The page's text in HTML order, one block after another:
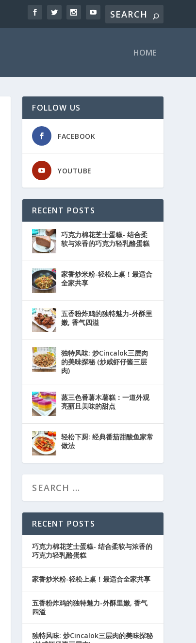
HOME
FOLLOW US
FACEBOOK
YOUTUBE
RECENT POSTS
巧克力棉花芝士蛋糕- 结合柔
软与浓香的巧克力轻乳酪蛋糕
家香炒米粉-轻松上桌！最适合
全家共享
五香粉炸鸡的独特魅力-外酥里
嫩, 香气四溢
独特风味: 炒Cincalok三层肉
的美味探秘 (炒咸虾仔酱三层
肉)
蒸三色番薯木薯糕：一道外观
亮丽且美味的甜点
轻松下厨: 经典番茄甜酸鱼家常
做法
RECENT POSTS
巧克力棉花芝士蛋糕- 结合柔软与浓香的
巧克力轻乳酪蛋糕
家香炒米粉-轻松上桌！最适合全家共享
五香粉炸鸡的独特魅力-外酥里嫩, 香气
四溢
独特风味: 炒Cincalok三层肉的美味探秘